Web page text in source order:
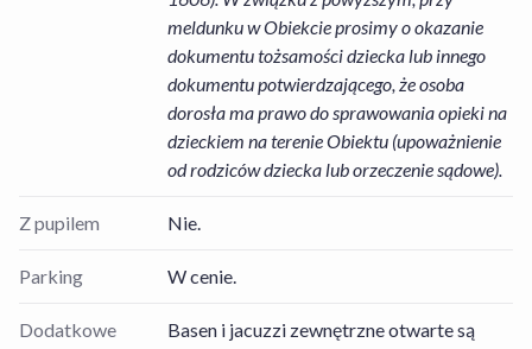
meldunku w Obiekcie prosimy o okazanie
dokumentu tożsamości dziecka lub innego
dokumentu potwierdzającego, że osoba
dorosła ma prawo do sprawowania opieki na
dzieckiem na terenie Obiektu (upoważnienie
od rodziców dziecka lub orzeczenie sądowe).
Z pupilem Nie.
Parking W cenie.
Dodatkowe
Basen i jacuzzi zewnętrzne otwarte są